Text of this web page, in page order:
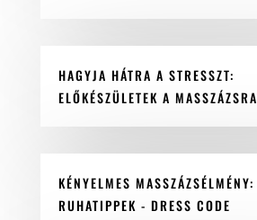
HAGYJA HÁTRA A STRESSZT:
ELŐKÉSZÜLETEK A MASSZÁZSRA
KÉNYELMES MASSZÁZSÉLMÉNY:
RUHATIPPEK - DRESS CODE